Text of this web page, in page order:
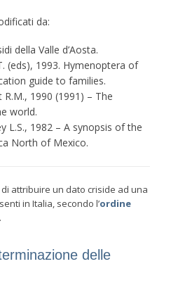
da:
della Valle d’Aosta.
(eds), 1993. Hymenoptera of
guide to families.
1990 (1991) – The
world.
L.S., 1982 – A synopsis of the
North of Mexico.
attribuire un dato criside ad una
in Italia, secondo l’ordine
delle